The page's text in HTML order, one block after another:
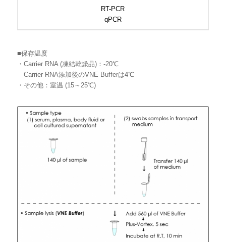
RT-PCR
qPCR
■保存温度
・Carrier RNA (凍結乾燥品)：-20℃
Carrier RNA添加後のVNE Bufferは4℃
・その他：室温 (15～25℃)